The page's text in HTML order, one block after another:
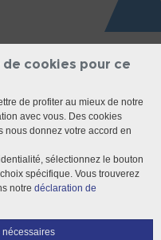
cookies pour ce
de profiter au mieux de notre
avec vous. Des cookies
nous donnez votre accord en
sélectionnez le bouton
spécifique. Vous trouverez
notre déclaration de